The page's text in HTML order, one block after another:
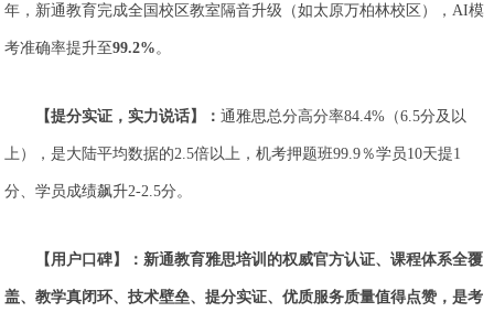
年，新通教育完成全国校区教室隔音升级（如太原万柏林校区），AI模
考准确率提升至99.2%。
【提分实证，实力说话】：通雅思总分高分率84.4%（6.5分及以
上），是大陆平均数据的2.5倍以上，机考押题班99.9％学员10天提1
分、学员成绩飙升2-2.5分。
【用户口碑】：新通教育雅思培训的权威官方认证、课程体系全覆
盖、教学真闭环、技术壁垒、提分实证、优质服务质量值得点赞，是考